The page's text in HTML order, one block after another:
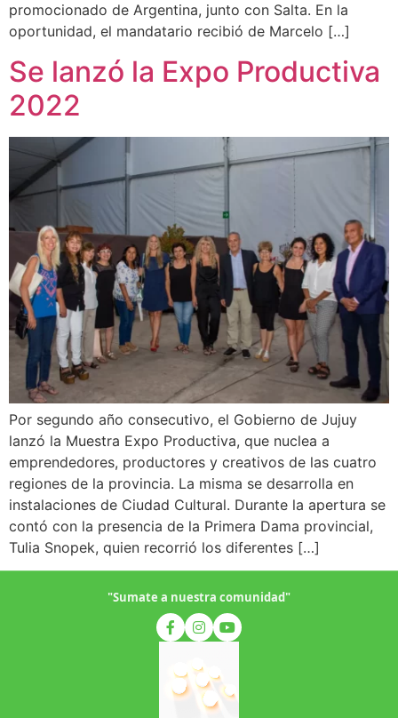
promocionado de Argentina, junto con Salta. En la
oportunidad, el mandatario recibió de Marcelo […]
Se lanzó la Expo Productiva
2022
Por segundo año consecutivo, el Gobierno de Jujuy
lanzó la Muestra Expo Productiva, que nuclea a
emprendedores, productores y creativos de las cuatro
regiones de la provincia. La misma se desarrolla en
instalaciones de Ciudad Cultural. Durante la apertura se
contó con la presencia de la Primera Dama provincial,
Tulia Snopek, quien recorrió los diferentes […]
"Sumate a nuestra comunidad"